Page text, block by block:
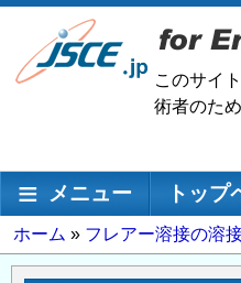
メ
ン
移
このサイ
術者のた
メインナビゲーション
メニュー トップ
パ
ン
ホーム フレアー溶接の溶